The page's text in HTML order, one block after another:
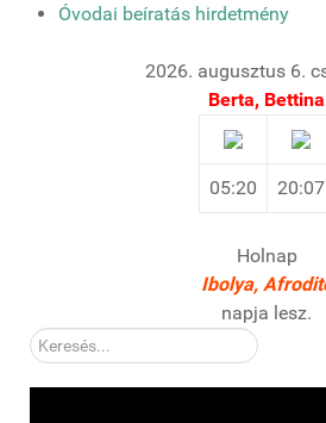
Óvodai beíratás hirdetmény
2026. augusztus 6.
Berta, Bettina
05:20 20:07
Holnap
Ibolya,
napja lesz.
Kereső: